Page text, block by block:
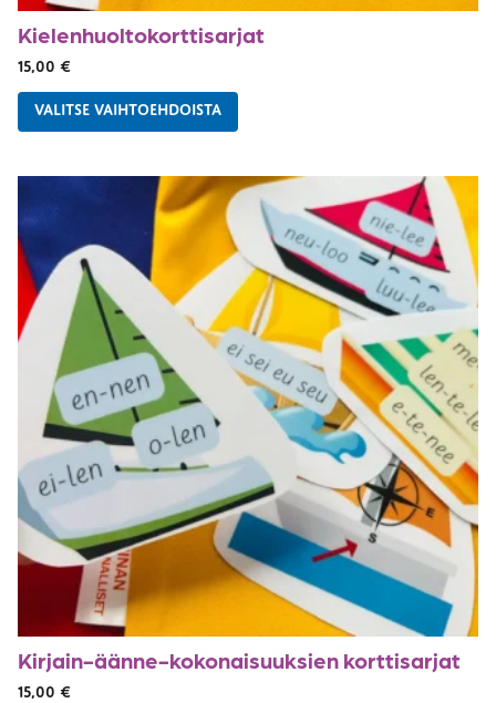
Kielenhuolto­korttisarjat
15,00 €
VALITSE VAIHTOEHDOISTA
Kirjain-äänne-kokonaisuuksien korttisarjat
15,00 €